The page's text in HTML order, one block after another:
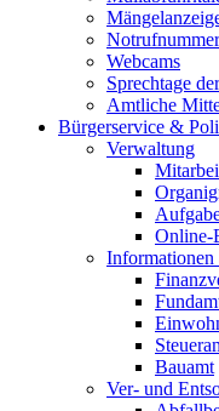
Webcams
Sprechtage
Amtliche
Bürgerservice &
Verwaltung
Online-
Informationen
Bauamt
Ver- und